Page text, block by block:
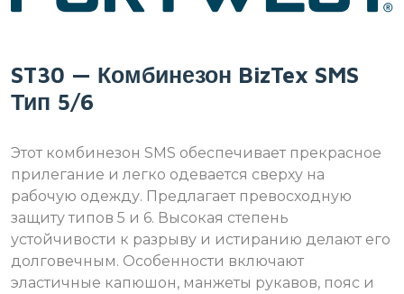
ST30 — Комбинезон BizTex SMS
Тип 5/6
Этот комбинезон SMS обеспечивает прекрасное
прилегание и легко одевается сверху на
рабочую одежду. Предлагает превосходную
защиту типов 5 и 6. Высокая степень
устойчивости к разрыву и истиранию делают его
долговечным. Особенности включают
эластичные капюшон, манжеты рукавов, пояс и